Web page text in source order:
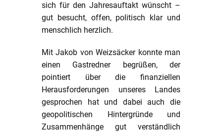
sich für den Jahresauftakt wünscht –
gut besucht, offen, politisch klar und
menschlich herzlich.
Mit Jakob von Weizsäcker konnte man
einen Gastredner begrüßen, der
pointiert über die finanziellen
Herausforderungen unseres Landes
gesprochen hat und dabei auch die
geopolitischen Hintergründe und
Zusammenhänge gut verständlich